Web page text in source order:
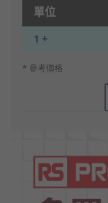
單位
1 +
* 參考價格